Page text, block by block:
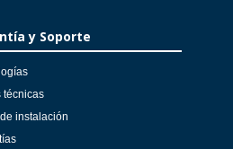
y Soporte
técnicas
instalación